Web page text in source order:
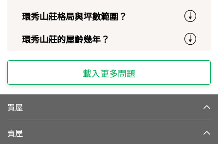
環秀山莊格局與坪數範圍？
環秀山莊的屋齡幾年？
載入更多問題
買屋
賣屋